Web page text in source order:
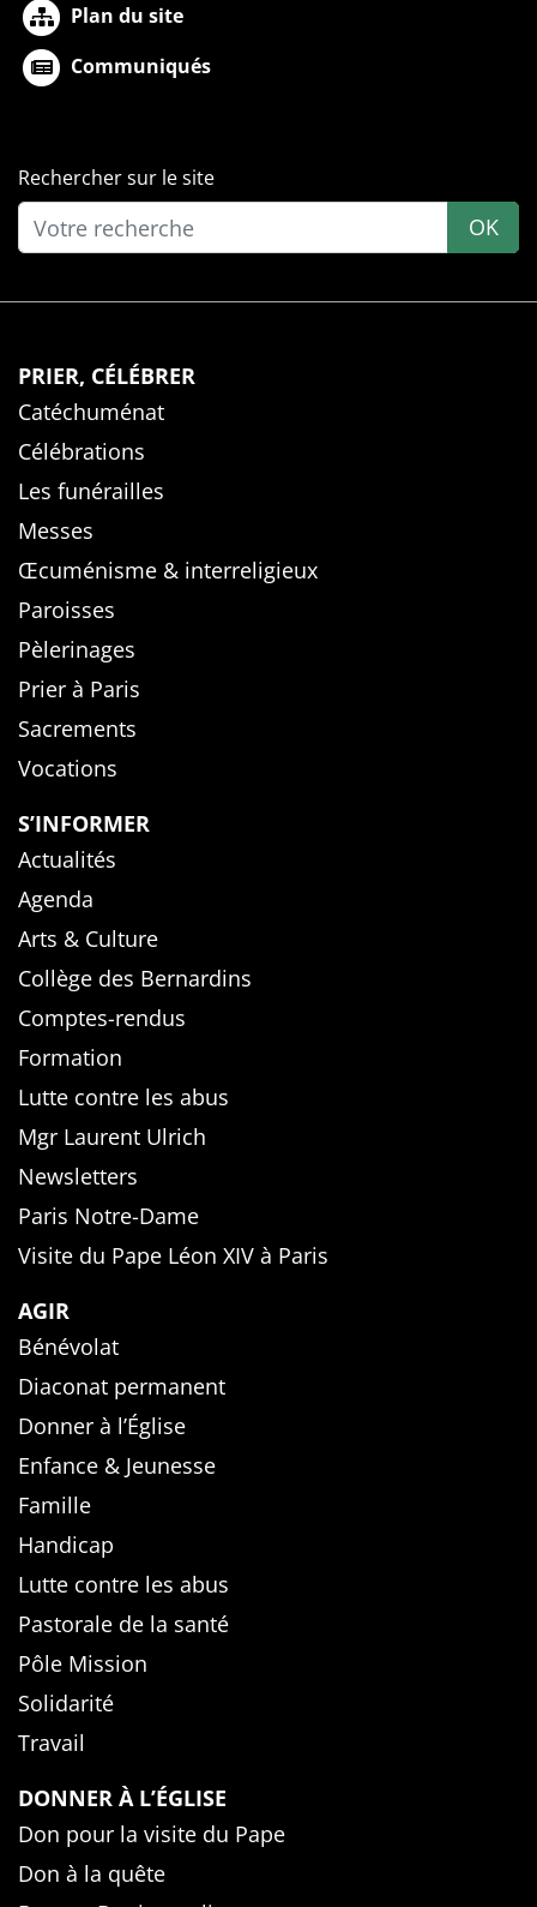
Plan du site
Communiqués
Rechercher sur le site
OK
PRIER, CÉLÉBRER
Catéchuménat
Célébrations
Les funérailles
Messes
Œcuménisme & interreligieux
Paroisses
Pèlerinages
Prier à Paris
Sacrements
Vocations
S’INFORMER
Actualités
Agenda
Arts & Culture
Collège des Bernardins
Comptes-rendus
Formation
Lutte contre les abus
Mgr Laurent Ulrich
Newsletters
Paris Notre-Dame
Visite du Pape Léon XIV à Paris
AGIR
Bénévolat
Diaconat permanent
Donner à l’Église
Enfance & Jeunesse
Famille
Handicap
Lutte contre les abus
Pastorale de la santé
Pôle Mission
Solidarité
Travail
DONNER À L’ÉGLISE
Don pour la visite du Pape
Don à la quête